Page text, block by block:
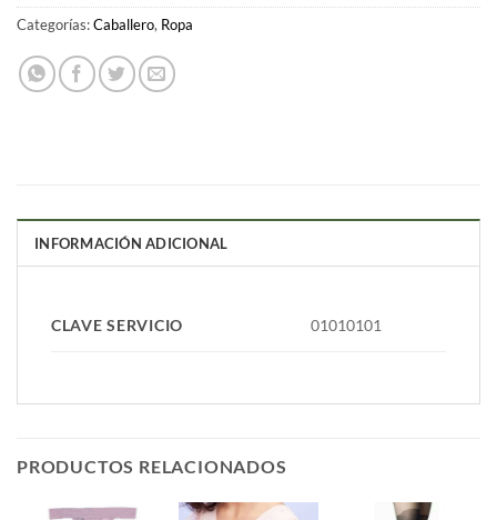
Categorías:Caballero, Ropa
INFORMACIÓN ADICIONAL
CLAVE SERVICIO 01010101
PRODUCTOS RELACIONADOS